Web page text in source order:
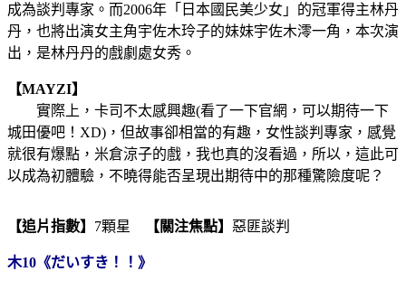
成為談判專家。而2006年「日本國民美少女」的冠軍得主林丹
丹，也將出演女主角宇佐木玲子的妹妹宇佐木澪一角，本次演
出，是林丹丹的戲劇處女秀。
【MAYZI】
實際上，卡司不太感興趣(看了一下官網，可以期待一下
城田優吧！XD)，但故事卻相當的有趣，女性談判專家，感覺
就很有爆點，米倉涼子的戲，我也真的沒看過，所以，這此可
以成為初體驗，不曉得能否呈現出期待中的那種驚險度呢？
【追片指數】 7顆星 【關注焦點】 惡匪談判
木10《だいすき！！》